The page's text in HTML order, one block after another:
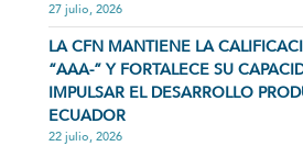
27 julio, 2026
LA CFN MANTIENE LA
“AAA-” Y FORTALECE SU
IMPULSAR EL DESARROLLO
ECUADOR
22 julio, 2026